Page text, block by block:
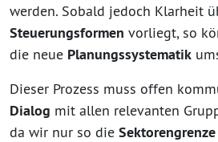
werden. Sobald jedoch Klarheit
Steuerungsformen vorliegt, so
die neue Planungssystematik
Dieser Prozess muss offen
Dialog mit allen relevanten
da wir nur so die Sektorengrenze